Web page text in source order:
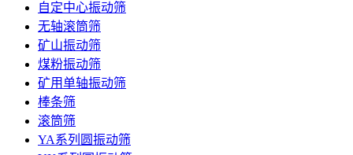
自定中心振动筛
无轴滚筒筛
矿山振动筛
煤粉振动筛
矿用单轴振动筛
棒条筛
滚筒筛
YA系列圆振动筛